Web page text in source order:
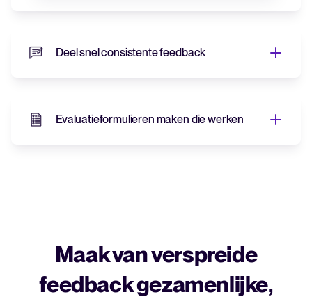
Deel snel consistente feedback
Evaluatieformulieren maken die werken
Maak van verspreide
feedback gezamenlijke,